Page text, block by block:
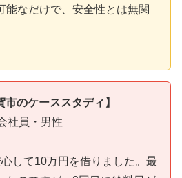
能なだけで、安全性とは無関
のケーススタディ】
社員・男性
心して10万円を借りました。最